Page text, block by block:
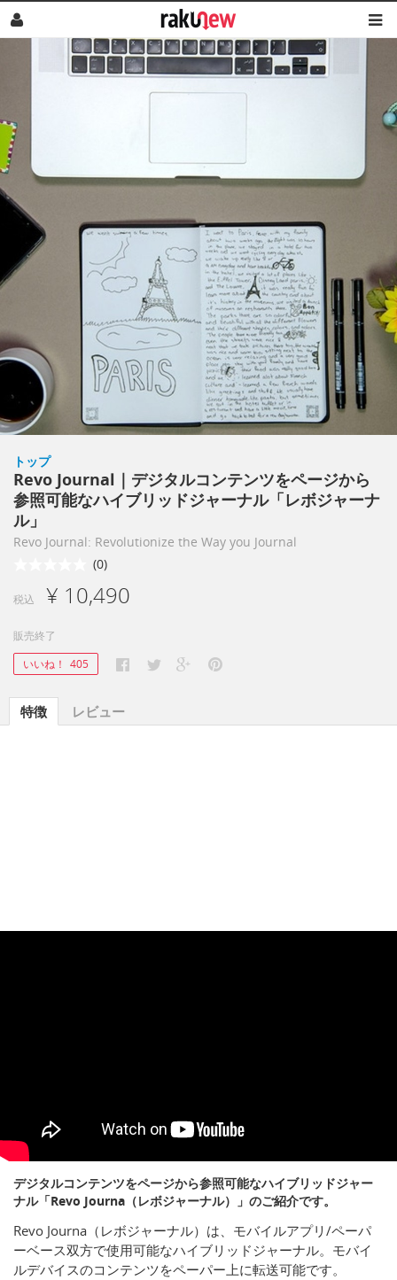
トップ
Revo Journal｜デジタルコンテンツをページから
参照可能なハイブリッドジャーナル「レボジャーナ
ル」
Revo Journal: Revolutionize the Way you Journal
(0)
税込 ¥ 10,490
販売終了
いいね！ 405
特徴 レビュー
デジタルコンテンツをページから参照可能なハイブリッドジャー
ナル「Revo Journa（レボジャーナル）」のご紹介です。
Revo Journa（レボジャーナル）は、モバイルアプリ/ペーパ
ーベース双方で使用可能なハイブリッドジャーナル。モバイ
ルデバイスのコンテンツをペーパー上に転送可能です。